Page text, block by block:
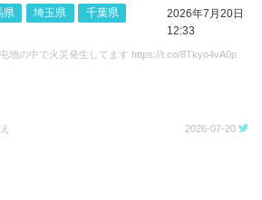
県 埼玉県
千葉県
2026年7月20日
12:33
地の中で火災発生してます https://t.co/8Tkyo4vA0p
2026-07-20